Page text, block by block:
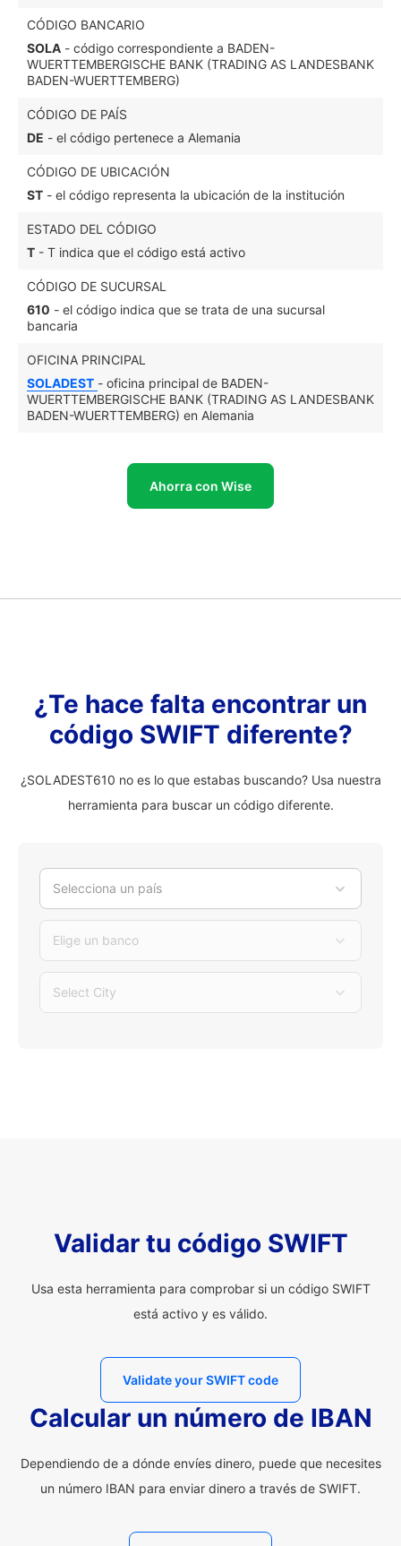
CÓDIGO BANCARIO
SOLA - código correspondiente a BADEN-
WUERTTEMBERGISCHE BANK (TRADING AS LANDESBANK
BADEN-WUERTTEMBERG)
CÓDIGO DE PAÍS
DE - el código pertenece a Alemania
CÓDIGO DE UBICACIÓN
ST - el código representa la ubicación de la institución
ESTADO DEL CÓDIGO
T - T indica que el código está activo
CÓDIGO DE SUCURSAL
610 - el código indica que se trata de una sucursal
bancaria
OFICINA PRINCIPAL
SOLADEST - oficina principal de BADEN-
WUERTTEMBERGISCHE BANK (TRADING AS LANDESBANK
BADEN-WUERTTEMBERG) en Alemania
Ahorra con Wise
¿Te hace falta encontrar un
código SWIFT diferente?
¿SOLADEST610 no es lo que estabas buscando? Usa nuestra
herramienta para buscar un código diferente.
Selecciona un país
Elige un banco
Select City
Validar tu código SWIFT
Usa esta herramienta para comprobar si un código SWIFT
está activo y es válido.
Validate your SWIFT code
Calcular un número de IBAN
Dependiendo de a dónde envíes dinero, puede que necesites
un número IBAN para enviar dinero a través de SWIFT.